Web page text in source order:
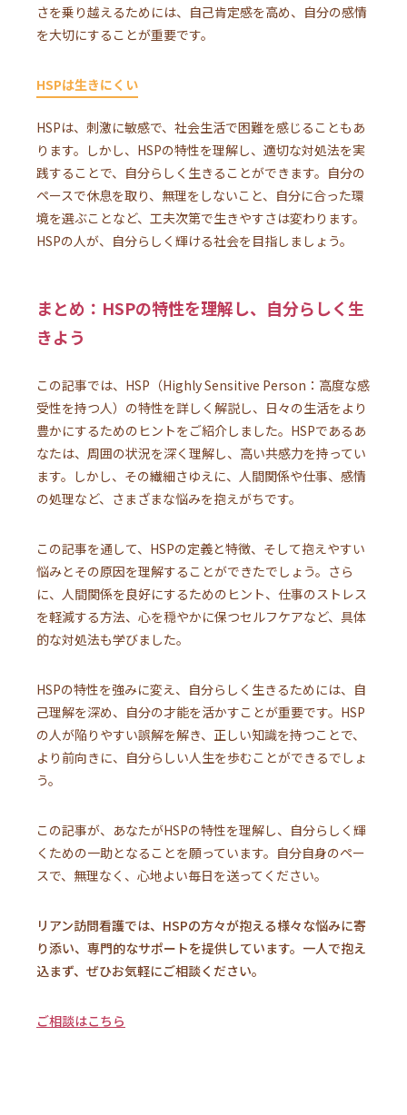
さを乗り越えるためには、自己肯定感を高め、自分の感情
を大切にすることが重要です。
HSPは生きにくい
HSPは、刺激に敏感で、社会生活で困難を感じることもあ
ります。しかし、HSPの特性を理解し、適切な対処法を実
践することで、自分らしく生きることができます。自分の
ペースで休息を取り、無理をしないこと、自分に合った環
境を選ぶことなど、工夫次第で生きやすさは変わります。
HSPの人が、自分らしく輝ける社会を目指しましょう。
まとめ：HSPの特性を理解し、自分らしく生
きよう
この記事では、HSP（Highly Sensitive Person：高度な感
受性を持つ人）の特性を詳しく解説し、日々の生活をより
豊かにするためのヒントをご紹介しました。HSPであるあ
なたは、周囲の状況を深く理解し、高い共感力を持ってい
ます。しかし、その繊細さゆえに、人間関係や仕事、感情
の処理など、さまざまな悩みを抱えがちです。
この記事を通して、HSPの定義と特徴、そして抱えやすい
悩みとその原因を理解することができたでしょう。さら
に、人間関係を良好にするためのヒント、仕事のストレス
を軽減する方法、心を穏やかに保つセルフケアなど、具体
的な対処法も学びました。
HSPの特性を強みに変え、自分らしく生きるためには、自
己理解を深め、自分の才能を活かすことが重要です。HSP
の人が陥りやすい誤解を解き、正しい知識を持つことで、
より前向きに、自分らしい人生を歩むことができるでしょ
う。
この記事が、あなたがHSPの特性を理解し、自分らしく輝
くための一助となることを願っています。自分自身のペー
スで、無理なく、心地よい毎日を送ってください。
リアン訪問看護では、HSPの方々が抱える様々な悩みに寄
り添い、専門的なサポートを提供しています。一人で抱え
込まず、ぜひお気軽にご相談ください。
ご相談はこちら